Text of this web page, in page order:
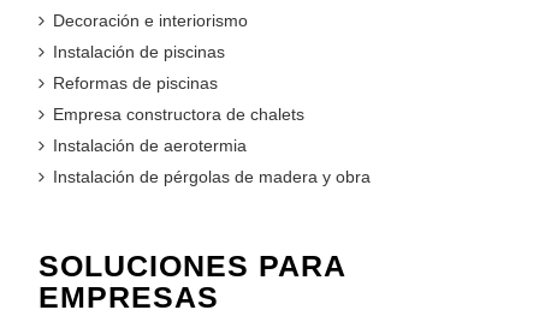
Decoración e interiorismo
Instalación de piscinas
Reformas de piscinas
Empresa constructora de chalets
Instalación de aerotermia
Instalación de pérgolas de madera y obra
SOLUCIONES PARA
EMPRESAS